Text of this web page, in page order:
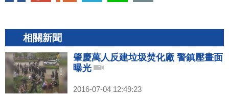
相關新聞
肇慶萬人反建垃圾焚化廠 警鎮壓畫面
曝光
2016-07-04 12:49:23